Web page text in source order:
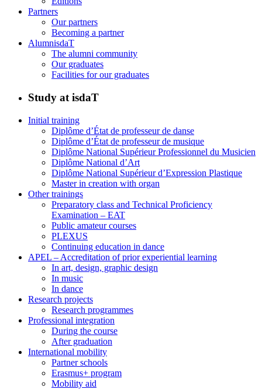
Partners
Our partners
Becoming a partner
AlumnisdaT
The alumni community
Our graduates
Facilities for our graduates
Study at isdaT
Initial training
Diplôme d’État de professeur de danse
Diplôme d’État de professeur de musique
Diplôme National Supérieur Professionnel du Musicien
Diplôme National d’Art
Diplôme National Supérieur d’Expression Plastique
Master in creation with organ
Other trainings
Preparatory class and Technical Proficiency
Examination – EAT
Public amateur courses
PLEXUS
Continuing education in dance
APEL – Accreditation of prior experiential learning
In art, design, graphic design
In music
In dance
Research projects
Research programmes
Professional integration
During the course
After graduation
International mobility
Partner schools
Erasmus+ program
Mobility aid